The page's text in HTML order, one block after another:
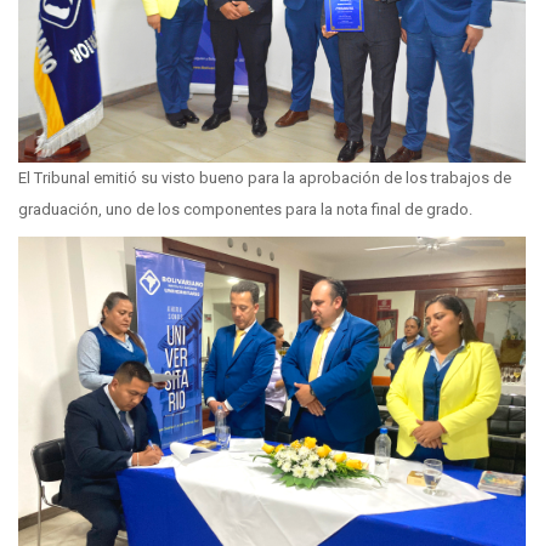
El Tribunal emitió su visto bueno para la aprobación de los trabajos de
graduación, uno de los componentes para la nota final de grado.